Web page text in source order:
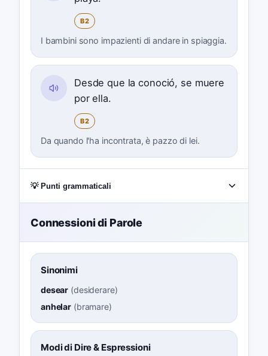
B2
I bambini sono impazienti di andare in spiaggia.
Desde que la conoció, se muere
por ella.
B2
Da quando l'ha incontrata, è pazzo di lei.
💡 Punti grammaticali
Connessioni di Parole
Sinonimi
desear (desiderare)
anhelar (bramare)
Modi di Dire & Espressioni